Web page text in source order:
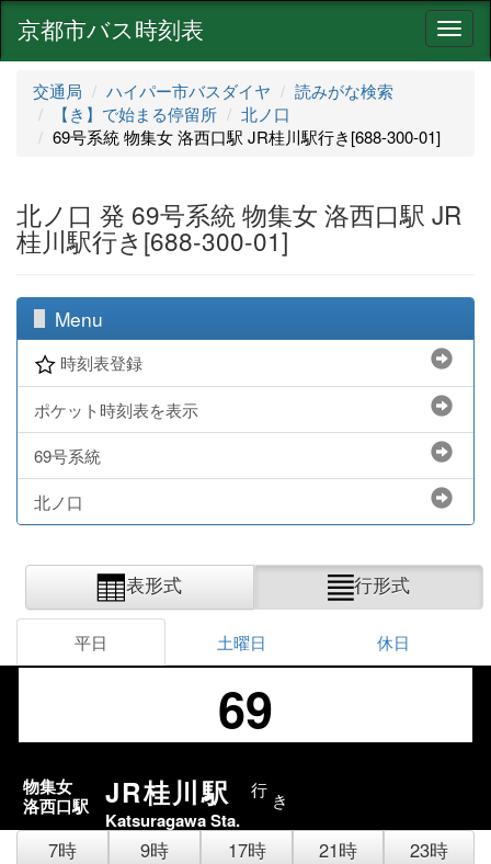
ナ
ビ
京都市バス時刻表
交通局 ハイパー市バスダイヤ
読みがな検索
【き】で始まる停留所
北ノ口
69号系統 物集女 洛西口駅 JR桂川駅行き[688-300-01]
北ノ口 発 69号系統 物集女 洛西口駅 JR
桂川駅行き[688-300-01]
Menu
時刻表登録
ポケット時刻表を表示
69号系統
北ノ口
表形式 行形式
平日 土曜日 休日
69
物集女
洛西口駅
JR桂川駅 行 き
Katsuragawa Sta.
7時 9時 17時 21時
23時